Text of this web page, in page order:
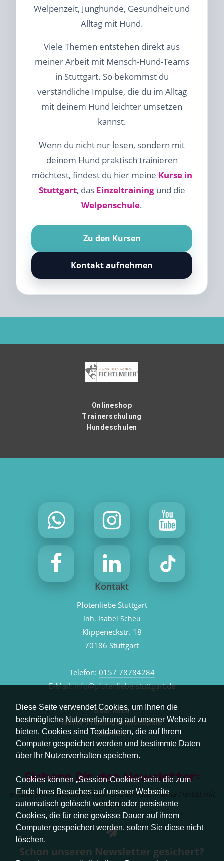
Diese Seite verwendet Cookies, um Ihnen die
bestmögliche Nutzererfahrung auf unserer Website zu
bieten. Cookies sind Textdateien, die auf Ihrem
Computer gespeichert werden und bestimmte Daten
über Ihr Nutzerverhalten speichern.
Cookies können „Session-Cookies“ sein, die zum
Ende Ihres Besuches auf unserer Webseite
automatisch gelöscht werden oder persistente
Cookies, die für eine gewisse Dauer auf ihrem
Computer gespeichert werden, sofern Sie diese nicht
löschen.
Welpenzeit, Junghunde, Gesundheit und
Alltag mit Hund.
Viele Themen entstehen direkt aus
meiner Arbeit mit Mensch-Hund-Teams
in Stuttgart. So bekommst du
verständliche Impulse, die du im Alltag
mit deinem Hund leichter umsetzen
kannst.
Wenn du nicht nur lesen, sondern mit
deinem Hund praktisch trainieren
möchtest, findest du hier meine Kurse in
Stuttgart, das Einzeltrainingund die
Welpenschule.
Zu den Kursen
Kontakt aufnehmen
Onlineshop
Trainerschulung
Hundeschulen
Kontakt
Pfotenliebe Stuttgart
Inh. Isabel Scheu
Klippeneckstr. 18
70186 Stuttgart
Telefon: 0157 78784284
E-Mail:info@pfotenliebe-stuttgart.de
Über mich
Meine Trainingsphilosophie
Kontakt
Sichere Dir den Newsletter:
erhalte sofort aktuelle Tipps rund um das Thema Herbst mit
Hund.
Schon unseren Newsletter gesichert?